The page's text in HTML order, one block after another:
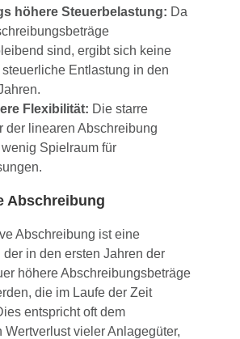
höhere Steuerbelastung: Da
sind, ergibt sich keine
steuerliche Entlastung in den
Flexibilität: Die starre
der linearen Abschreibung
Spielraum für
Abschreibung
Abschreibung ist eine
der in den ersten Jahren der
höhere Abschreibungsbeträge
die im Laufe der Zeit
entspricht oft dem
Wertverlust vieler Anlagegüter,